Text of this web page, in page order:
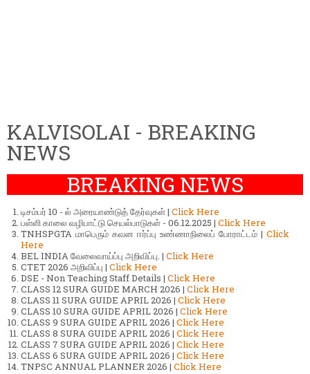
KALVISOLAI - BREAKING
NEWS
BREAKING NEWS
டிசம்பர் 10 - ல் அரையாண்டுத் தேர்வுகள் | Click Here
பள்ளி காலை வழிபாட்டு செயல்பாடுகள் - 06.12.2025 | Click Here
TNHSPGTA மாபெரும் கவன ஈர்ப்பு உண்ணாநிலைப் போராட்டம் | Click
Here
BEL INDIA வேலைவாய்ப்பு அறிவிப்பு. | Click Here
CTET 2026 அறிவிப்பு | Click Here
DSE - Non Teaching Staff Details | Click Here
CLASS 12 SURA GUIDE MARCH 2026 | Click Here
CLASS 11 SURA GUIDE APRIL 2026 | Click Here
CLASS 10 SURA GUIDE APRIL 2026 | Click Here
CLASS 9 SURA GUIDE APRIL 2026 | Click Here
CLASS 8 SURA GUIDE APRIL 2026 | Click Here
CLASS 7 SURA GUIDE APRIL 2026 | Click Here
CLASS 6 SURA GUIDE APRIL 2026 | Click Here
TNPSC ANNUAL PLANNER 2026 | Click Here